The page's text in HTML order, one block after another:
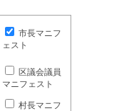
市長マニフ
ェスト
区議会議員
マニフェスト
村長マニフ